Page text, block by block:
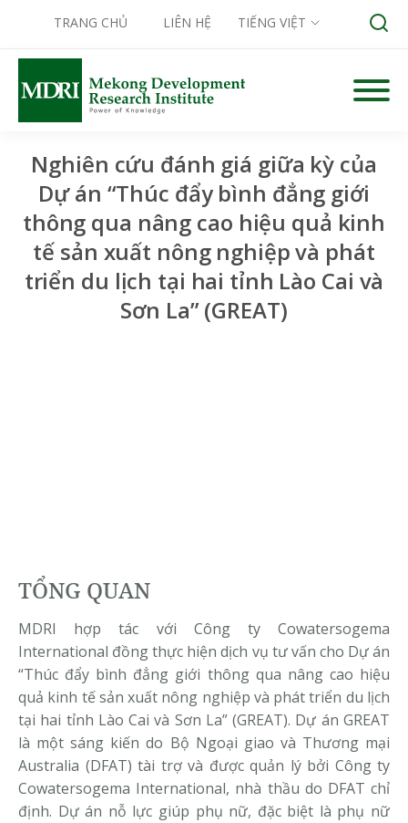
TRANG CHỦ LIÊN HỆ TIẾNG VIỆT
Nghiên cứu đánh giá giữa kỳ của
Dự án “Thúc đẩy bình đẳng giới
thông qua nâng cao hiệu quả kinh
tế sản xuất nông nghiệp và phát
triển du lịch tại hai tỉnh Lào Cai và
Sơn La” (GREAT)
TỔNG QUAN
MDRI hợp tác với Công ty Cowatersogema
International đồng thực hiện dịch vụ tư vấn cho Dự án
“Thúc đẩy bình đẳng giới thông qua nâng cao hiệu
quả kinh tế sản xuất nông nghiệp và phát triển du lịch
tại hai tỉnh Lào Cai và Sơn La” (GREAT). Dự án GREAT
là một sáng kiến do Bộ Ngoại giao và Thương mại
Australia (DFAT) tài trợ và được quản lý bởi Công ty
Cowatersogema International, nhà thầu do DFAT chỉ
định. Dự án nỗ lực giúp phụ nữ, đặc biệt là phụ nữ